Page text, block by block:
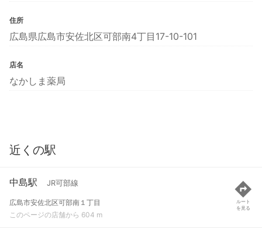
住所
広島県広島市安佐北区可部南4丁目17-10-101
店名
なかしま薬局
近くの駅
中島駅 JR可部線
広島市安佐北区可部南１丁目
このページの店舗から 604 m
ルート
を見る